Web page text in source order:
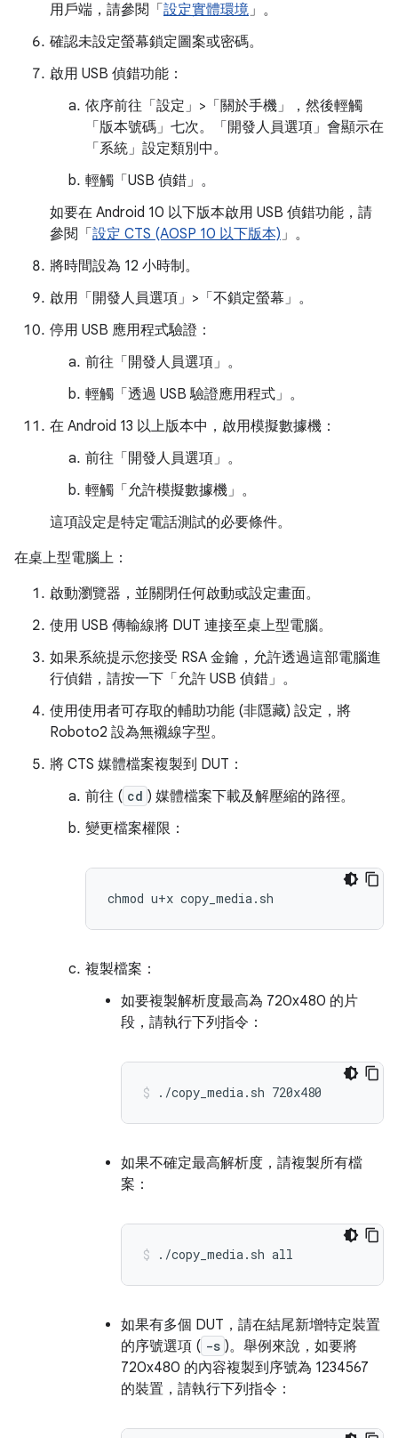
用戶端，請參閱「 設定實體環境」。
確認未設定螢幕鎖定圖案或密碼。
啟用 USB 偵錯功能：
依序前往「設定」>「關於手機」
，然後輕觸
「版本號碼」 七次。「開發人員選項」 會顯示在
「系統」 設定類別中。
輕觸「USB 偵錯」 。
如要在 Android 10 以下版本啟用 USB 偵錯功能，請
參閱「 設定 CTS (AOSP 10 以下版本)」。
將時間設為 12 小時制。
啟用「開發人員選項」>「不鎖定螢幕」 。
停用 USB 應用程式驗證：
前往「開發人員選項」 。
輕觸「透過 USB 驗證應用程式」 。
在 Android 13 以上版本中，啟用模擬數據機：
前往「開發人員選項」 。
輕觸「允許模擬數據機」 。
這項設定是特定電話測試的必要條件。
在桌上型電腦上：
啟動瀏覽器，並關閉任何啟動或設定畫面。
使用 USB 傳輸線將 DUT 連接至桌上型電腦。
如果系統提示您接受 RSA 金鑰，允許透過這部電腦進
行偵錯，請按一下「允許 USB 偵錯」 。
使用使用者可存取的輔助功能 (非隱藏) 設定，將
Roboto2 設為無襯線字型。
將 CTS 媒體檔案複製到 DUT：
前往 ( cd ) 媒體檔案下載及解壓縮的路徑。
變更檔案權限：
複製檔案：
如要複製解析度最高為 720x480 的片
段，請執行下列指令：
./copy_media.sh 720x480
如果不確定最高解析度，請複製所有檔
案：
./copy_media.sh all
如果有多個 DUT，請在結尾新增特定裝置
的序號選項 ( -s )。舉例來說，如要將
720x480 的內容複製到序號為 1234567
的裝置，請執行下列指令：